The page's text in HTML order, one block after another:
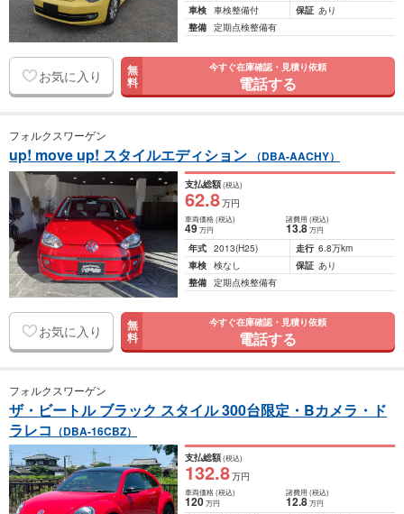
車検 車検整備付 保証 あり
整備 定期点検整備有
お気に入り 無
料
今すぐ在庫確認・見積り依頼
電話する
フォルクスワーゲン
up! move up! スタイルエディション （DBA-AACHY）
支払総額(税込)
62.8万円
車両価格(税込)
49万円
諸費用 (税込)
13.8 万円
年式 2013(H25) 走行 6.8万km
車検 検なし 保証 あり
整備 定期点検整備有
お気に入り 無
料
今すぐ在庫確認・見積り依頼
電話する
フォルクスワーゲン
ザ・ビートル ブラック スタイル 300台限定・Bカメラ・ド
ラレコ （DBA-16CBZ）
支払総額(税込)
132.8万円
車両価格(税込)
120万円
諸費用 (税込)
12.8 万円